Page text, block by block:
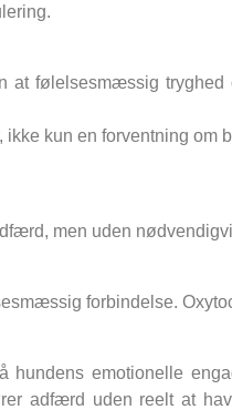
at følelsesmæssig
kun en forventning om
men uden
forbindelse.
emotionelle
adfærd uden reelt at